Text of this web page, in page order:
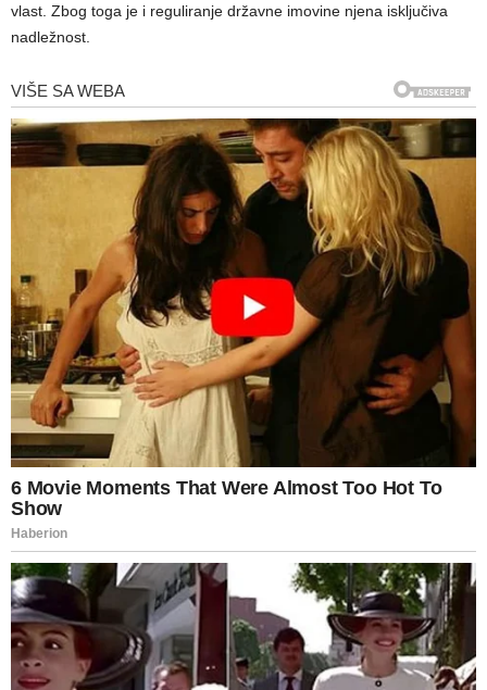
vlast. Zbog toga je i reguliranje državne imovine njena isključiva
nadležnost.